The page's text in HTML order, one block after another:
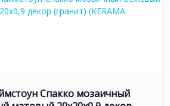
Спакко мозаичный